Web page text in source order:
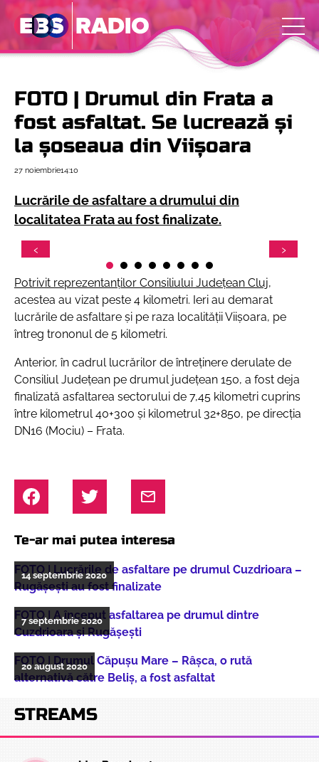
FOTO | Drumul din Frata a
fost asfaltat. Se lucrează și
la șoseaua din Viișoara
27 noiembrie14:10
Lucrările de asfaltare a drumului din
localitatea Frata au fost finalizate.
Potrivit reprezentanților Consiliului Județean Cluj,
acestea au vizat peste 4 kilometri. Ieri au demarat
lucrările de asfaltare și pe raza localității Viișoara, pe
întreg trononul de 5 kilometri.
Anterior, în cadrul lucrărilor de întreținere derulate de
Consiliul Județean pe drumul județean 150, a fost deja
finalizată asfaltarea sectorului de 7,45 kilometri cuprins
între kilometrul 40+300 și kilometrul 32+850, pe direcția
DN16 (Mociu) – Frata.
Te-ar mai putea interesa
FOTO | Lucrările de asfaltare pe drumul Cuzdrioara –
Rugășești au fost finalizate
14 septembrie 2020
FOTO | A început asfaltarea pe drumul dintre
Cuzdrioara și Rugășești
7 septembrie 2020
FOTO | Drumul Căpușu Mare – Râșca, o rută
alternativă către Beliș, a fost asfaltat
20 august 2020
STREAMS